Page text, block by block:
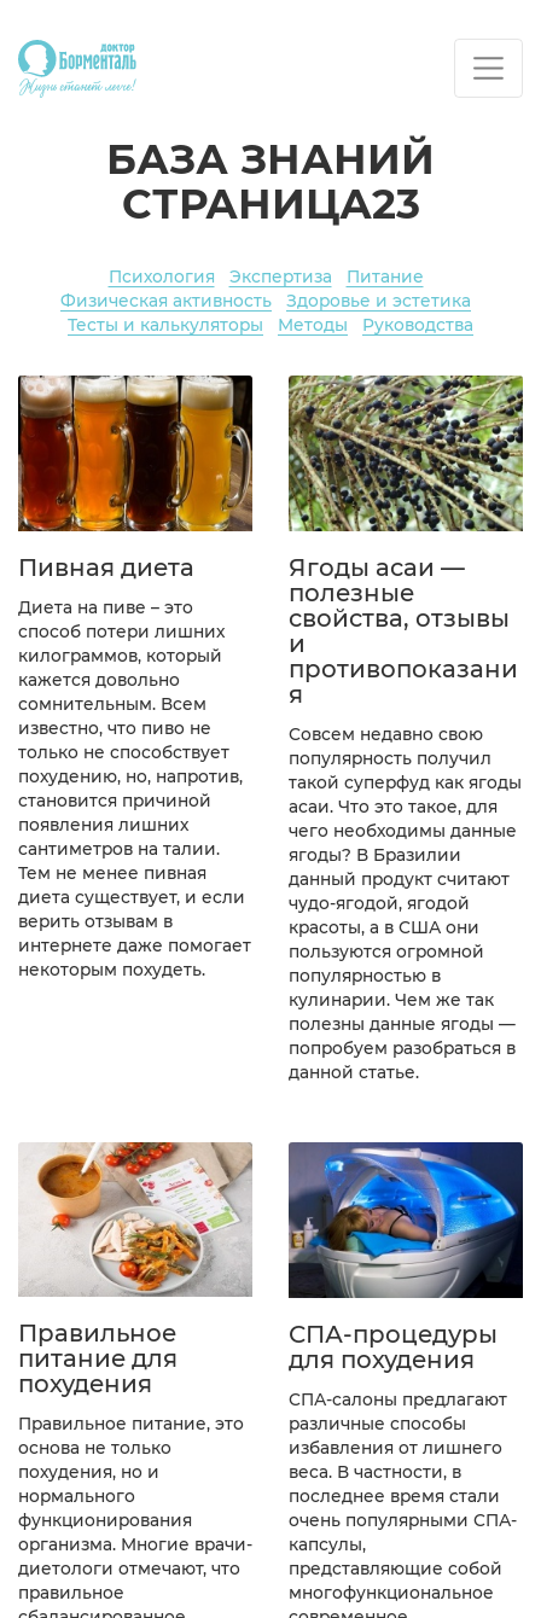
БАЗА ЗНАНИЙ
СТРАНИЦА23
Психология Экспертиза
Питание
Физическая активность
Здоровье и эстетика
Тесты и калькуляторы
Методы Руководства
Пивная диета
Диета на пиве – это
способ потери лишних
килограммов, который
кажется довольно
сомнительным. Всем
известно, что пиво не
только не способствует
похудению, но, напротив,
становится причиной
появления лишних
сантиметров на талии.
Тем не менее пивная
диета существует, и если
верить отзывам в
интернете даже помогает
некоторым похудеть.
Ягоды асаи —
полезные
свойства, отзывы
и
противопоказани
я
Совсем недавно свою
популярность получил
такой суперфуд как ягоды
асаи. Что это такое, для
чего необходимы данные
ягоды? В Бразилии
данный продукт считают
чудо-ягодой, ягодой
красоты, а в США они
пользуются огромной
популярностью в
кулинарии. Чем же так
полезны данные ягоды —
попробуем разобраться в
данной статье.
Правильное
питание для
похудения
Правильное питание, это
основа не только
похудения, но и
нормального
функционирования
организма. Многие врачи-
диетологи отмечают, что
правильное
СПА-процедуры
для похудения
СПА-салоны предлагают
различные способы
избавления от лишнего
веса. В частности, в
последнее время стали
очень популярными СПА-
капсулы,
представляющие собой
многофункциональное